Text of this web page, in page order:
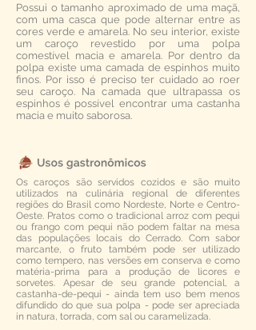
Possui o tamanho aproximado de uma maçã,
com uma casca que pode alternar entre as
cores verde e amarela. No seu interior, existe
um caroço revestido por uma polpa
comestível macia e amarela. Por dentro da
polpa existe uma camada de espinhos muito
finos. Por isso é preciso ter cuidado ao roer
seu caroço. Na camada que ultrapassa os
espinhos é possível encontrar uma castanha
macia e muito saborosa.
Os caroços são servidos cozidos e são muito
utilizados na culinária regional de diferentes
regiões do Brasil como Nordeste, Norte e Centro-
Oeste. Pratos como o tradicional arroz com pequi
ou frango com pequi não podem faltar na mesa
das populações locais do Cerrado. Com sabor
marcante, o fruto também pode ser utilizado
como tempero, nas versões em conserva e como
matéria-prima para a produção de licores e
sorvetes. Apesar de seu grande potencial, a
castanha-de-pequi - ainda tem uso bem menos
difundido do que sua polpa - pode ser apreciada
in natura, torrada, com sal ou caramelizada.